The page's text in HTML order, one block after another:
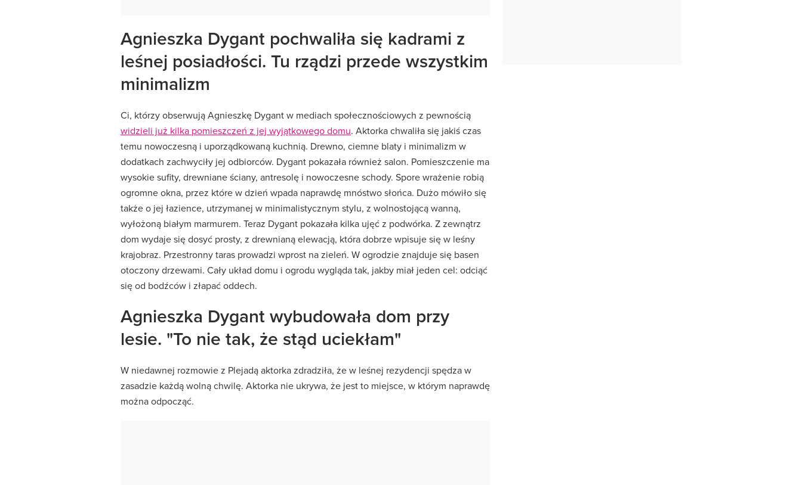
Agnieszka Dygant pochwaliła się kadrami z
leśnej posiadłości. Tu rządzi przede wszystkim
minimalizm
Ci, którzy obserwują Agnieszkę Dygant w mediach społecznościowych z pewnością
widzieli już kilka pomieszczeń z jej wyjątkowego domu. Aktorka chwaliła się jakiś czas
temu nowoczesną i uporządkowaną kuchnią. Drewno, ciemne blaty i minimalizm w
dodatkach zachwyciły jej odbiorców. Dygant pokazała również salon. Pomieszczenie ma
wysokie sufity, drewniane ściany, antresolę i nowoczesne schody. Spore wrażenie robią
ogromne okna, przez które w dzień wpada naprawdę mnóstwo słońca. Dużo mówiło się
także o jej łazience, utrzymanej w minimalistycznym stylu, z wolnostojącą wanną,
wyłożoną białym marmurem. Teraz Dygant pokazała kilka ujęć z podwórka. Z zewnątrz
dom wydaje się dosyć prosty, z drewnianą elewacją, która dobrze wpisuje się w leśny
krajobraz. Przestronny taras prowadzi wprost na zieleń. W ogrodzie znajduje się basen
otoczony drzewami. Cały układ domu i ogrodu wygląda tak, jakby miał jeden cel: odciąć
się od bodźców i złapać oddech.
Agnieszka Dygant wybudowała dom przy
lesie. "To nie tak, że stąd uciekłam"
W niedawnej rozmowie z Plejadą aktorka zdradziła, że w leśnej rezydencji spędza w
zasadzie każdą wolną chwilę. Aktorka nie ukrywa, że jest to miejsce, w którym naprawdę
można odpocząć.